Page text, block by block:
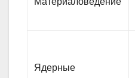
Ядерные